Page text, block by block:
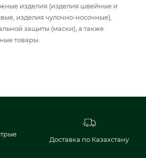
изделия (изделия швейные и
изделия чулочно-носочные),
защиты (маски), а также
товары.
Доставка по Казахстану